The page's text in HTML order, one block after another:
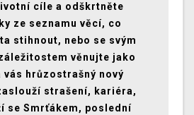
cíle a odškrtněte
ze seznamu věcí, co
stihnout, nebo se svým
věnujte jako
vás hrůzostrašný nový
strašení, kariéra,
se Smrťákem, poslední